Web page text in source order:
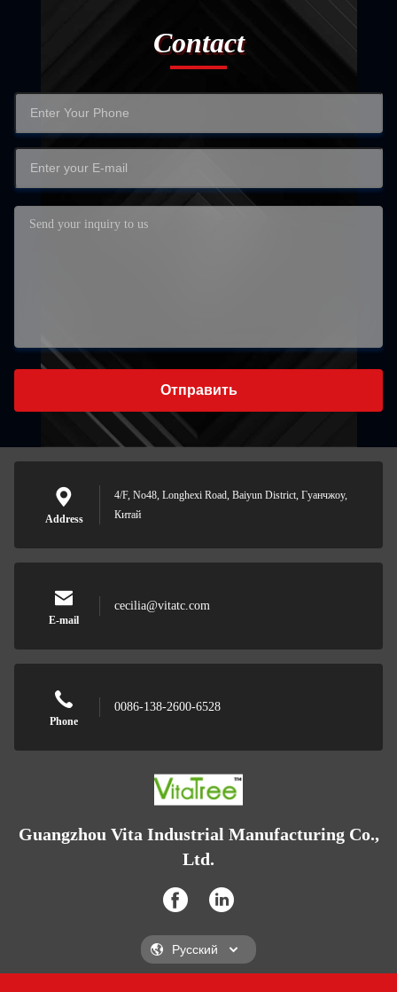
Contact
Отправить
Address
4/F, No48, Longhexi Road, Baiyun District, Гуанчжоу,
Китай
E-mail
cecilia@vitatc.com
Phone
0086-138-2600-6528
Guangzhou Vita Industrial Manufacturing Co.,
Ltd.